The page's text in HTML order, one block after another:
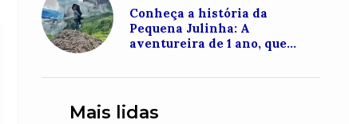
Conheça a história da
Pequena Julinha: A
aventureira de 1 ano, que
Roraima
Mais lidas